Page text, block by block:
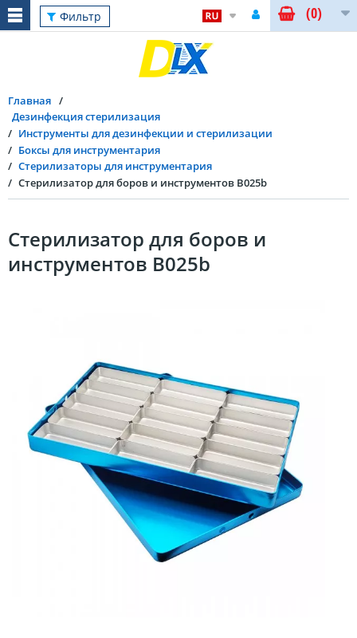
Фильтр (0)
Главная
Дезинфекция стерилизация
Инструменты для дезинфекции и стерилизации
Боксы для инструментария
Стерилизаторы для инструментария
Стерилизатор для боров и инструментов B025b
Стерилизатор для боров и
инструментов B025b